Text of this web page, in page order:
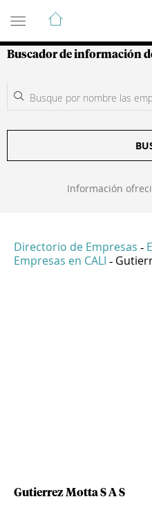
Guía de Empresas
Buscador de información
Información
Directorio de Empresas -
Empresas en CALI -
Gutierrez Motta S A S